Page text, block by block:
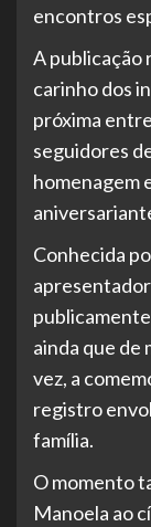
encontros
A publicação
carinho dos
próxima
seguidores
homenagem
Conhecida
ainda que de
vez, a
registro
família.
O momento
Manoela ao